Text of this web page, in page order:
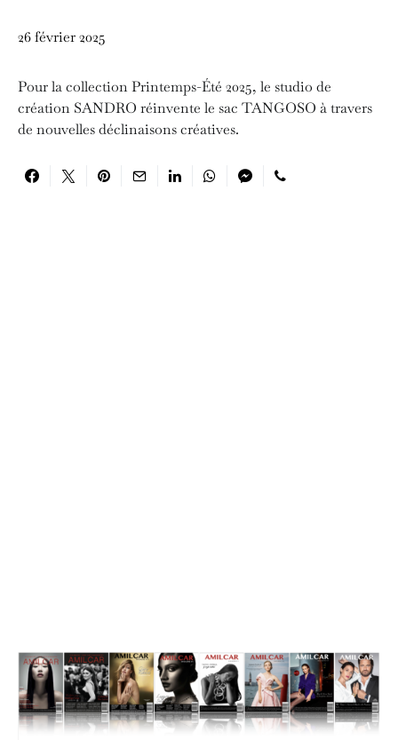
26 février 2025
Pour la collection Printemps-Été 2025, le studio de
création SANDRO réinvente le sac TANGOSO à travers
de nouvelles déclinaisons créatives.